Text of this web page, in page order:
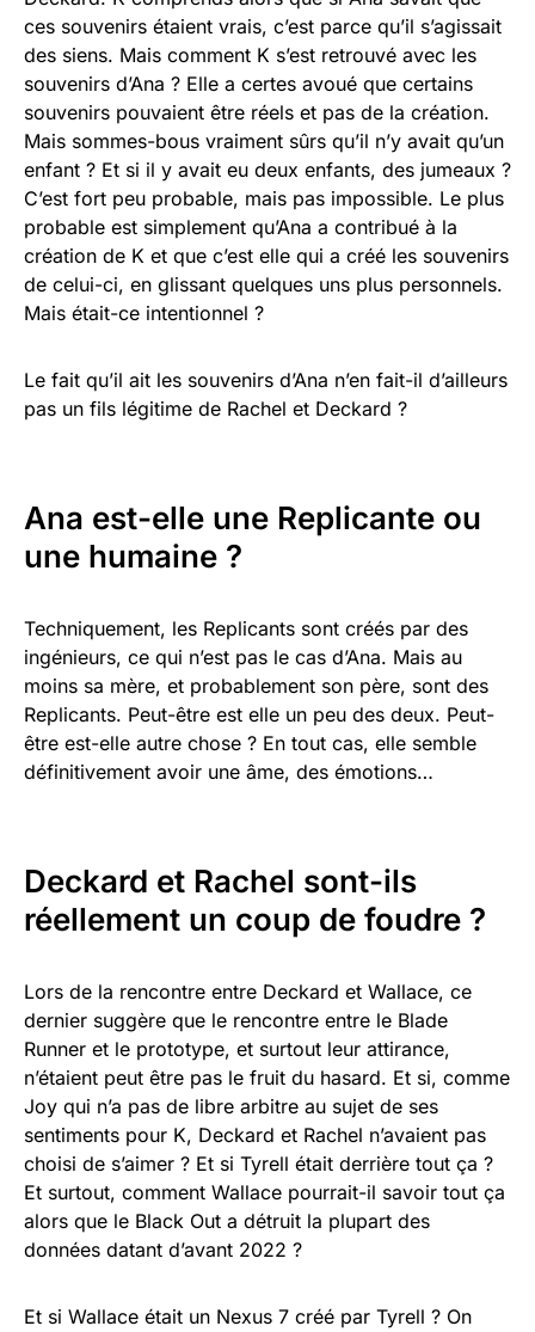
ces souvenirs étaient vrais, c’est parce qu’il s’agissait
des siens. Mais comment K s’est retrouvé avec les
souvenirs d’Ana ? Elle a certes avoué que certains
souvenirs pouvaient être réels et pas de la création.
Mais sommes-bous vraiment sûrs qu’il n’y avait qu’un
enfant ? Et si il y avait eu deux enfants, des jumeaux ?
C’est fort peu probable, mais pas impossible. Le plus
probable est simplement qu’Ana a contribué à la
création de K et que c’est elle qui a créé les souvenirs
de celui-ci, en glissant quelques uns plus personnels.
Mais était-ce intentionnel ?
Le fait qu’il ait les souvenirs d’Ana n’en fait-il d’ailleurs
pas un fils légitime de Rachel et Deckard ?
Ana est-elle une Replicante ou
une humaine ?
Techniquement, les Replicants sont créés par des
ingénieurs, ce qui n’est pas le cas d’Ana. Mais au
moins sa mère, et probablement son père, sont des
Replicants. Peut-être est elle un peu des deux. Peut-
être est-elle autre chose ? En tout cas, elle semble
définitivement avoir une âme, des émotions…
Deckard et Rachel sont-ils
réellement un coup de foudre ?
Lors de la rencontre entre Deckard et Wallace, ce
dernier suggère que le rencontre entre le Blade
Runner et le prototype, et surtout leur attirance,
n’étaient peut être pas le fruit du hasard. Et si, comme
Joy qui n’a pas de libre arbitre au sujet de ses
sentiments pour K, Deckard et Rachel n’avaient pas
choisi de s’aimer ? Et si Tyrell était derrière tout ça ?
Et surtout, comment Wallace pourrait-il savoir tout ça
alors que le Black Out a détruit la plupart des
données datant d’avant 2022 ?
Et si Wallace était un Nexus 7 créé par Tyrell ? On